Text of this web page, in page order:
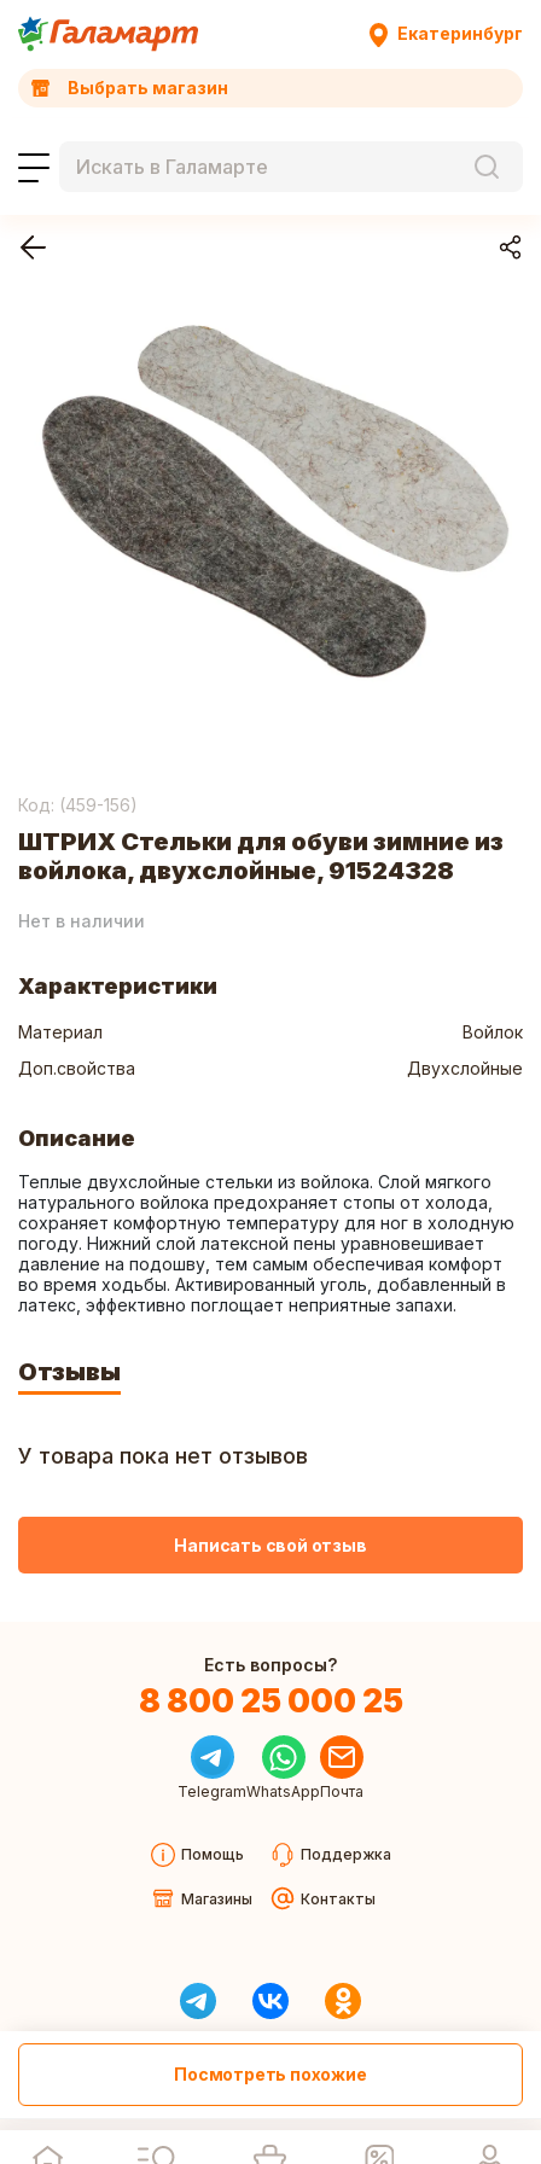
Екатеринбург
Выбрать магазин
Код: (459-156)
ШТРИХ Стельки для обуви зимние из
войлока, двухслойные, 91524328
Нет в наличии
Посмотреть похожие
Характеристики
Материал
Войлок
Доп.свойства
Двухслойные
Описание
Теплые двухслойные стельки из войлока. Слой мягкого
натурального войлока предохраняет стопы от холода,
сохраняет комфортную температуру для ног в холодную
погоду. Нижний слой латексной пены уравновешивает
давление на подошву, тем самым обеспечивая комфорт
во время ходьбы. Активированный уголь, добавленный в
латекс, эффективно поглощает неприятные запахи.
Отзывы
У товара пока нет отзывов
Написать свой отзыв
Есть вопросы?
8 800 25 000 25
TelegramWhatsAppПочта
Помощь Поддержка
Магазины Контакты